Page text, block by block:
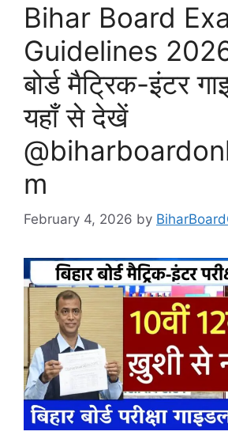
Bihar Board
Guidelines
बोर्ड मैट्रिक-इंटर
यहाँ से देखें
m
February 4, 2026 by